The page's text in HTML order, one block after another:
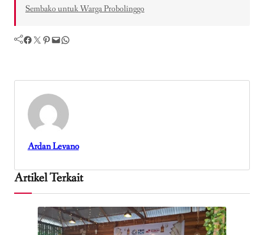
Sembako untuk Warga Probolinggo
Facebook Twitter Pinterest Mail WhatsApp
Ardan Levano
Artikel Terkait